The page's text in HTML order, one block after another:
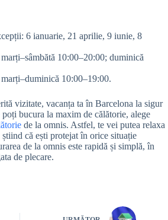
6 ianuarie, 21 aprilie, 9 iunie, 8
10:00–20:00; duminică
10:00–19:00.
vizitate, vacanța ta în Barcelona la sigur
bucura la maxim de călătorie, alege
de la omnis. Astfel, te vei putea relaxa
că ești protejat în orice situație
de la omnis este rapidă și simplă, în
de plecare.